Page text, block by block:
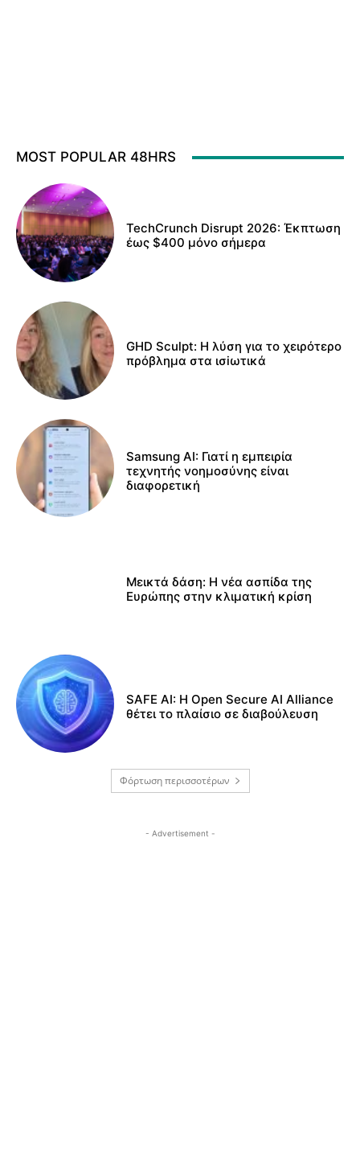
MOST POPULAR 48HRS
TechCrunch Disrupt 2026: Έκπτωση
έως $400 μόνο σήμερα
GHD Sculpt: Η λύση για το χειρότερο
πρόβλημα στα ισiωτικά
Samsung AI: Γιατί η εμπειρία
τεχνητής νοημοσύνης είναι
διαφορετική
Μεικτά δάση: Η νέα ασπίδα της
Ευρώπης στην κλιματική κρίση
SAFE AI: Η Open Secure AI Alliance
θέτει το πλαίσιο σε διαβούλευση
Φόρτωση περισσοτέρων
- Advertisement -